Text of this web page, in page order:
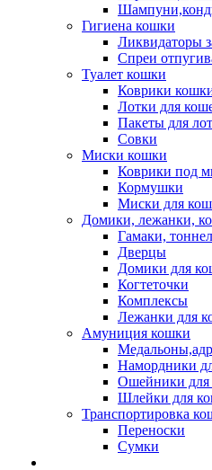
Гигиена кошки
Ликвидаторы
Спреи
Туалет кошки
Коврики
Лотки для
Пакеты для
Совки
Миски кошки
Коврики под
Кормушки
Миски для
Домики, лежанки,
Гамаки,
Дверцы
Домики для
Когтеточки
Комплексы
Лежанки для
Амуниция кошки
Намордники
Ошейники для
Шлейки для
Транспортировка
Переноски
Сумки